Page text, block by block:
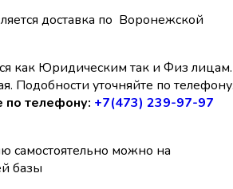
доставка по Воронежской
как Юридическим так и Физ
Подобности уточняйте по
по телефону: +7(473) 239-97-97
самостоятельно можно на
базы